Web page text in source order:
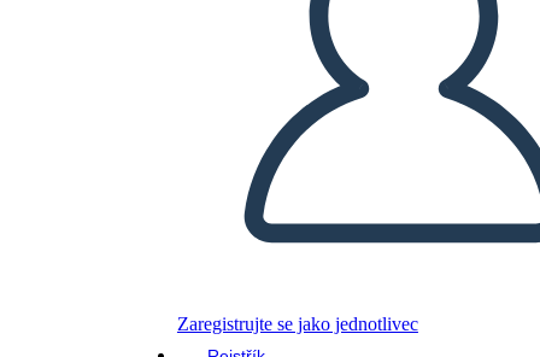
Zaregistrujte se jako jednotlivec